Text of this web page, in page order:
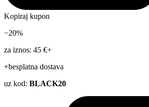
Kopiraj kupon
−20%
za iznos: 45 €+
+besplatna dostava
uz kod: BLACK20